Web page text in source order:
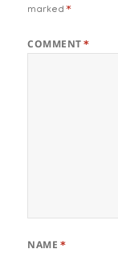
marked*
COMMENT*
NAME*